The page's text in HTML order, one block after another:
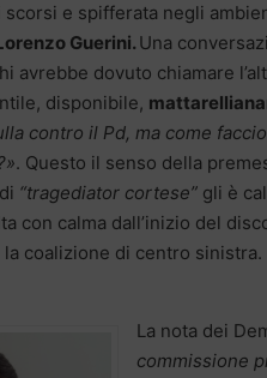
e spifferata negli
Guerini. Una
avrebbe dovuto chiamare
disponibile,
contro il Pd, ma come
. Questo il senso della
“tragediator cortese” gli è
con calma dall’inizio del
coalizione di centro
La nota dei
commissione